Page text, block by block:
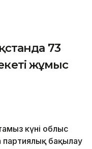
73
жұмыс
күні облыс
партиялық бақылау